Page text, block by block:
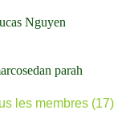
Nguyen
parah
les membres (17)